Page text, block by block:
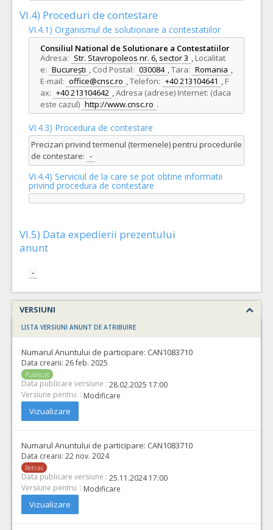
VI.4) Proceduri de contestare
VI.4.1) Organismul de solutionare a contestatiilor
Consiliul National de Solutionare a Contestatiilor
Adresa: Str. Stavropoleos nr. 6, sector 3 , Localitat
e: București , Cod Postal: 030084 ,Tara: Romania ,
E-mail: office@cnsc.ro ,Telefon: +40 213104641 , F
ax: +40 213104642 ,Adresa (adrese) Internet: (daca
este cazul) http://www.cnsc.ro .
VI.4.3) Procedura de contestare
Precizari privind termenul (termenele) pentru procedurile
de contestare: -
VI.4.4) Serviciul de la care se pot obtine informatii
privind procedura de contestare
VI.5) Data expedierii prezentului
anunt
-
VERSIUNI
LISTA VERSIUNI ANUNT DE ATRIBUIRE
Numarul Anuntului de participare: CAN1083710
Data crearii: 26 feb. 2025
Publicat
Data publicare versiune : 28.02.2025 17:00
Versiune pentru: : Modificare
Vizualizare
Numarul Anuntului de participare: CAN1083710
Data crearii: 22 nov. 2024
Retras
Data publicare versiune : 25.11.2024 17:00
Versiune pentru: : Modificare
Vizualizare